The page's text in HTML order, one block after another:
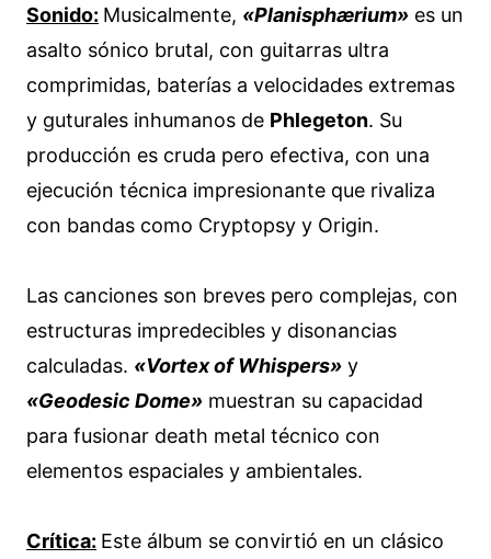
Sonido: Musicalmente, «Planisphærium» es un
asalto sónico brutal, con guitarras ultra
comprimidas, baterías a velocidades extremas
y guturales inhumanos de Phlegeton. Su
producción es cruda pero efectiva, con una
ejecución técnica impresionante que rivaliza
con bandas como Cryptopsy y Origin.
Las canciones son breves pero complejas, con
estructuras impredecibles y disonancias
calculadas. «Vortex of Whispers» y
«Geodesic Dome» muestran su capacidad
para fusionar death metal técnico con
elementos espaciales y ambientales.
Crítica: Este álbum se convirtió en un clásico